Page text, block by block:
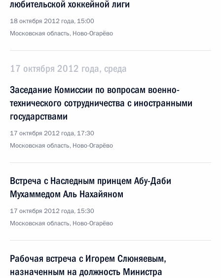
любительской хоккейной лиги
18 октября 2012 года, 15:00
Московская область, Ново-Огарёво
17 октября 2012 года, среда
Заседание Комиссии по вопросам военно-
технического сотрудничества с иностранными
государствами
17 октября 2012 года, 17:30
Московская область, Ново-Огарёво
Встреча с Наследным принцем Абу-Даби
Мухаммедом Аль Нахайяном
17 октября 2012 года, 15:30
Московская область, Ново-Огарёво
Рабочая встреча с Игорем Слюняевым,
назначенным на должность Министра